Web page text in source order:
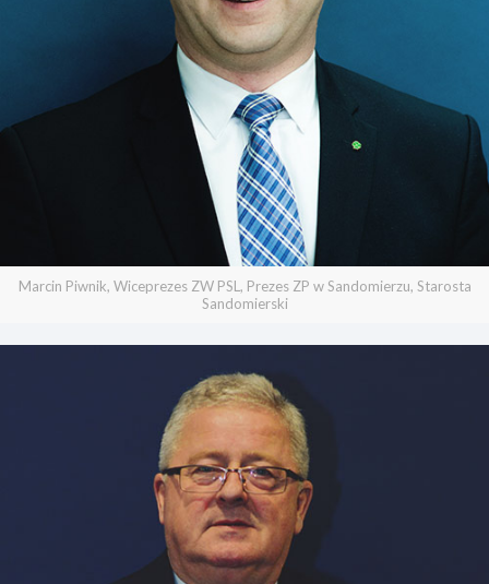
Marcin Piwnik, Wiceprezes ZW PSL, Prezes ZP w Sandomierzu, Starosta
Sandomierski